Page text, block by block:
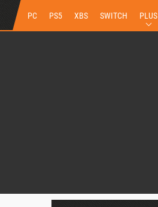
PC PS5 XBS SWITCH PLUS